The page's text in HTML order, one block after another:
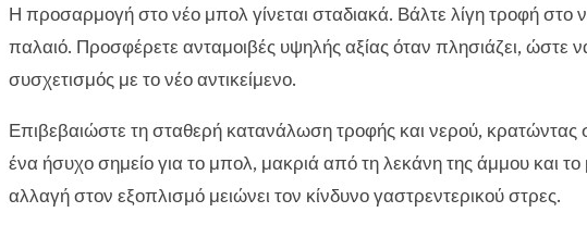
Η προσαρμογή στο νέο μπολ γίνεται σταδιακά. Βάλτε λίγη τροφή στο
παλαιό. Προσφέρετε ανταμοιβές υψηλής αξίας όταν πλησιάζει, ώστε
συσχετισμός με το νέο αντικείμενο.
Επιβεβαιώστε τη σταθερή κατανάλωση τροφής και νερού, κρατώντας
ένα ήσυχο σημείο για το μπολ, μακριά από τη λεκάνη της άμμου και
αλλαγή στον εξοπλισμό μειώνει τον κίνδυνο γαστρεντερικού στρες.